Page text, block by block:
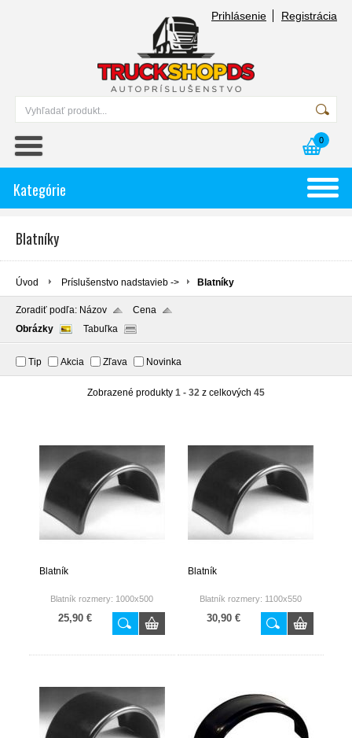
Prihlásenie Registrácia
0
Kategórie
Blatníky
Úvod Príslušenstvo nadstavieb -> Blatníky
Zoradiť podľa: Názov
Cena
Obrázky
Tabuľka
Tip Akcia Zľava Novinka
Zobrazené produkty 1 - 32 z celkových 45
Blatník
Blatník rozmery: 1000x500
25,90 €
Blatník
Blatník rozmery: 1100x550
30,90 €